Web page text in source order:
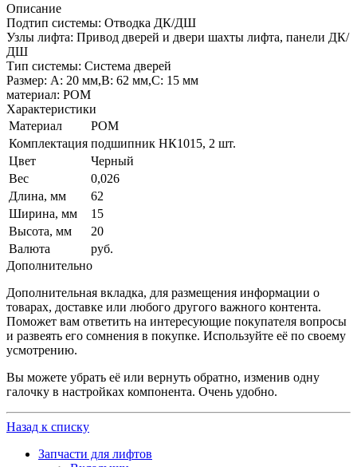
Описание
Подтип системы: Отводка ДК/ДШ
Узлы лифта: Привод дверей и двери шахты лифта, панели ДК/
ДШ
Тип системы: Система дверей
Размер: A: 20 мм,B: 62 мм,C: 15 мм
материал: РОМ
Характеристики
Материал
РОМ
Комплектация подшипник НК1015, 2 шт.
Цвет
Черный
Вес
0,026
Длина, мм
62
Ширина, мм
15
Высота, мм
20
Валюта
руб.
Дополнительно
Дополнительная вкладка, для размещения информации о
товарах, доставке или любого другого важного контента.
Поможет вам ответить на интересующие покупателя вопросы
и развеять его сомнения в покупке. Используйте её по своему
усмотрению.
Вы можете убрать её или вернуть обратно, изменив одну
галочку в настройках компонента. Очень удобно.
Назад к списку
Запчасти для лифтов